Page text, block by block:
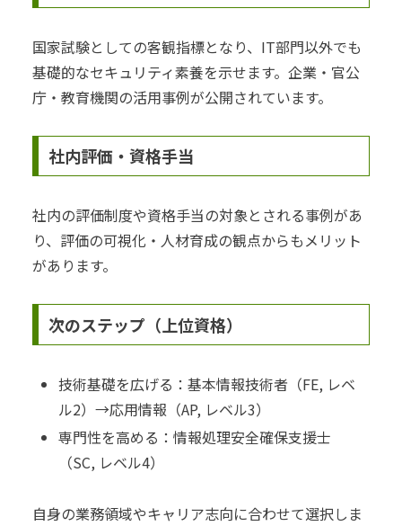
国家試験としての客観指標となり、IT部門以外でも
基礎的なセキュリティ素養を示せます。企業・官公
庁・教育機関の活用事例が公開されています。
社内評価・資格手当
社内の評価制度や資格手当の対象とされる事例があ
り、評価の可視化・人材育成の観点からもメリット
があります。
次のステップ（上位資格）
技術基礎を広げる：基本情報技術者（FE, レベ
ル2）→応用情報（AP, レベル3）
専門性を高める：情報処理安全確保支援士
（SC, レベル4）
自身の業務領域やキャリア志向に合わせて選択しま